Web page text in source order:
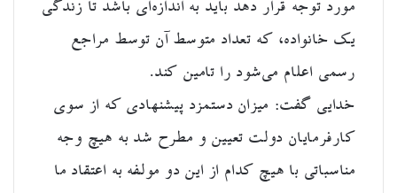
مورد توجه قرار دهد باید به اندازه‌ای باشد تا ‌زندگی
یک خانواده، که تعداد متوسط آن توسط مراجع
رسمی اعلام می‌شود را تامین کند.
خدایی گفت: میزان دستمزد پیشنهادی که از سوی
کارفرمایان دولت تعیین و مطرح شد به هیچ وجه
مناسباتی با هیچ کدام از این دو مولفه به اعتقاد ما